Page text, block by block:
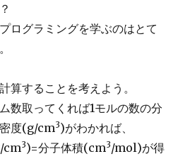
ログラミングを学ぶのはとて
算することを考えよう。
数取ってくれば1モルの数の分
度(g/cm3)がわかれば、
cm3)=分子体積(cm3/mol)が得